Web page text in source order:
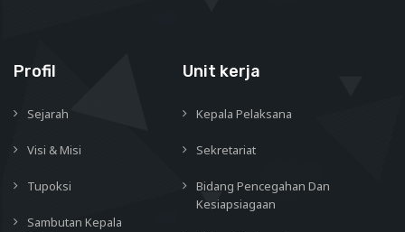
Profil
Sejarah
Visi & Misi
Tupoksi
Sambutan Kepala
Unit kerja
Kepala Pelaksana
Sekretariat
Bidang Pencegahan Dan
Kesiapsiagaan